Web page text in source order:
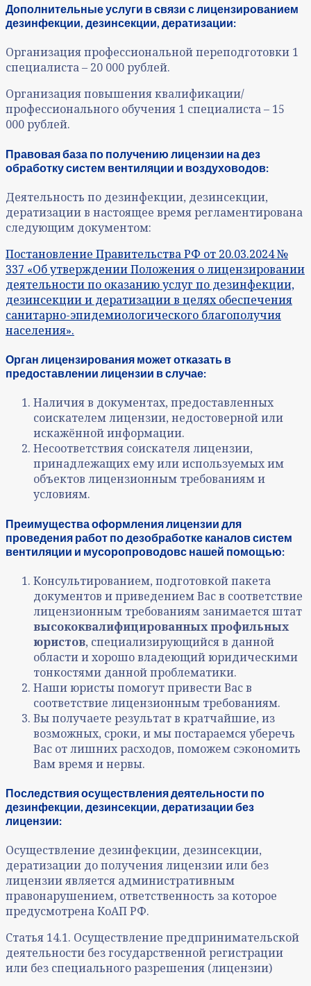
Дополнительные услуги в связи с лицензированием
дезинфекции, дезинсекции, дератизации:
Организация профессиональной переподготовки 1
специалиста – 20 000 рублей.
Организация повышения квалификации/
профессионального обучения 1 специалиста – 15
000 рублей.
Правовая база по получению лицензии на дез
обработку систем вентиляции и воздуховодов:
Деятельность по дезинфекции, дезинсекции,
дератизации в настоящее время регламентирована
следующим документом:
Постановление Правительства РФ от 20.03.2024 №
337 «Об утверждении Положения о лицензировании
деятельности по оказанию услуг по дезинфекции,
дезинсекции и дератизации в целях обеспечения
санитарно-эпидемиологического благополучия
населения».
Орган лицензирования может отказать в
предоставлении лицензии в случае:
Наличия в документах, предоставленных
соискателем лицензии, недостоверной или
искажённой информации.
Несоответствия соискателя лицензии,
принадлежащих ему или используемых им
объектов лицензионным требованиям и
условиям.
Преимущества оформления лицензии для
проведения работ по дезобработке каналов систем
вентиляции и мусоропроводовс нашей помощью:
Консультированием, подготовкой пакета
документов и приведением Вас в соответствие
лицензионным требованиям занимается штат
высококвалифицированных профильных
юристов, специализирующийся в данной
области и хорошо владеющий юридическими
тонкостями данной проблематики.
Наши юристы помогут привести Вас в
соответствие лицензионным требованиям.
Вы получаете результат в кратчайшие, из
возможных, сроки, и мы постараемся уберечь
Вас от лишних расходов, поможем сэкономить
Вам время и нервы.
Последствия осуществления деятельности по
дезинфекции, дезинсекции, дератизации без
лицензии:
Осуществление дезинфекции, дезинсекции,
дератизации до получения лицензии или без
лицензии является административным
правонарушением, ответственность за которое
предусмотрена КоАП РФ.
Статья 14.1. Осуществление предпринимательской
деятельности без государственной регистрации
или без специального разрешения (лицензии)